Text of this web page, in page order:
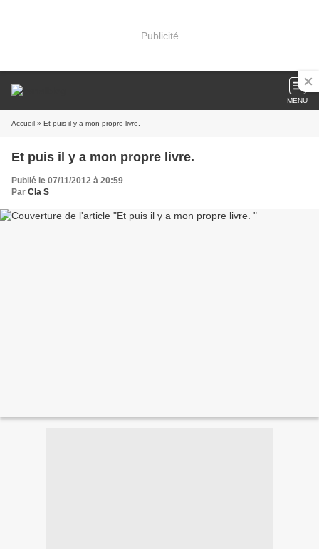
Publicité
MENU
Accueil » Et puis il y a mon propre livre.
Et puis il y a mon propre livre.
Publié le 07/11/2012 à 20:59
Par Cla S